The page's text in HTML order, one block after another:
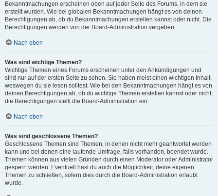
Bekanntmachungen erscheinen oben auf jeder Seite des Forums, in dem sie
erstellt wurden. Wie bei globalen Bekanntmachungen hängt es von deinen
Berechtigungen ab, ob du Bekanntmachungen erstellen kannst oder nicht. Die
Berechtigungen werden von der Board-Administration vergeben.
Nach oben
Was sind wichtige Themen?
Wichtige Themen eines Forums erscheinen unter den Ankündigungen und
sind nur auf der ersten Seite zu sehen. Sie haben meist einen wichtigen Inhalt,
weswegen du sie lesen solltest. Wie bei den Bekanntmachungen hängt es von
deinen Berechtigungen ab, ob du wichtige Themen erstellen kannst oder nicht;
die Berechtigungen stellt die Board-Administration ein.
Nach oben
Was sind geschlossene Themen?
Geschlossene Themen sind Themen, in denen nicht mehr geantwortet werden
kann und bei denen eine laufende Umfrage, falls vorhanden, beendet wurde.
Themen können aus vielen Gründen durch einen Moderator oder Administrator
gesperrt werden. Eventuell hast du auch die Möglichkeit, deine eigenen
Themen zu schließen, sofern dies durch die Board-Administration erlaubt
wurde.